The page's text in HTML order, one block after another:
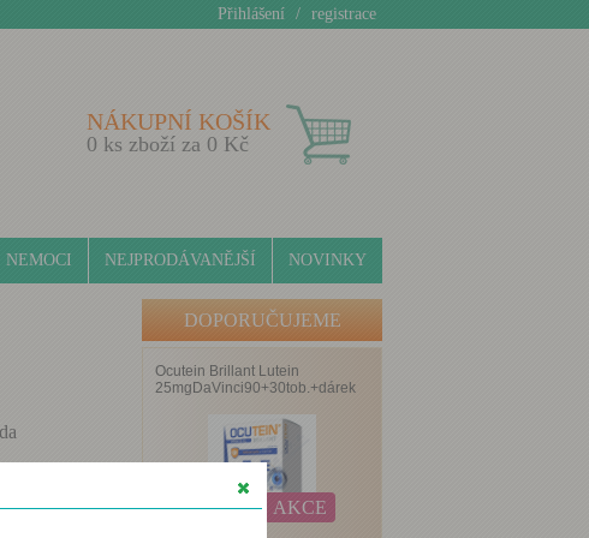
Přihlášení / registrace
NÁKUPNÍ KOŠÍK
0 ks zboží za 0 Kč
NEMOCI NEJPRODÁVANĚJŠÍ NOVINKY
DOPORUČUJEME
AKCE
Ocutein Brillant Lutein
25mgDaVinci90+30tob.+dárek